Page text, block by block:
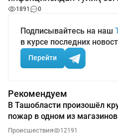
1891 0
Подписывайтесь на наш
в курсе последних
Перейти
Рекомендуем
В Ташобласти произошёл
пожар в одном из
Происшествия 12191